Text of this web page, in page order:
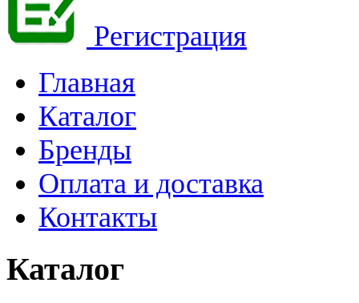
Регистрация
Главная
Каталог
Бренды
Оплата и доставка
Контакты
Каталог